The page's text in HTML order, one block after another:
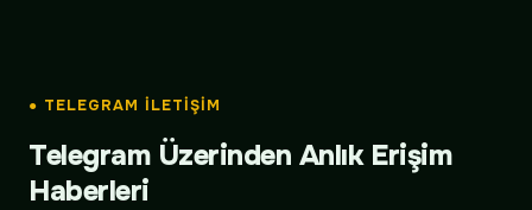
● TELEGRAM İLETIŞIM
Telegram Üzerinden Anlık Erişim
Haberleri